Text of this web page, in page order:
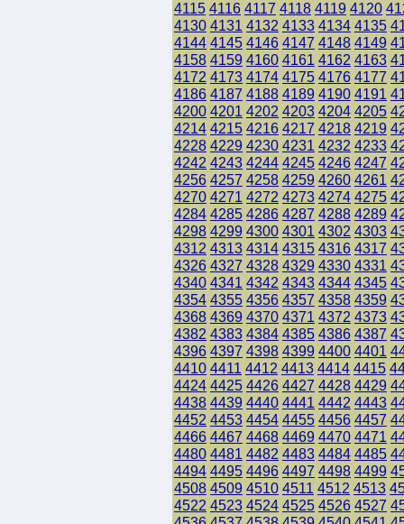
4115 4116 4117 4118 4119 4120
4130 4131 4132 4133 4134 4135
4144 4145 4146 4147 4148 4149
4158 4159 4160 4161 4162 4163
4172 4173 4174 4175 4176 4177
4186 4187 4188 4189 4190 4191
4200 4201 4202 4203 4204 4205
4214 4215 4216 4217 4218 4219
4228 4229 4230 4231 4232 4233
4242 4243 4244 4245 4246 4247
4256 4257 4258 4259 4260 4261
4270 4271 4272 4273 4274 4275
4284 4285 4286 4287 4288 4289
4298 4299 4300 4301 4302 4303
4312 4313 4314 4315 4316 4317
4326 4327 4328 4329 4330 4331
4340 4341 4342 4343 4344 4345
4354 4355 4356 4357 4358 4359
4368 4369 4370 4371 4372 4373
4382 4383 4384 4385 4386 4387
4396 4397 4398 4399 4400 4401
4410 4411 4412 4413 4414 4415
4424 4425 4426 4427 4428 4429
4438 4439 4440 4441 4442 4443
4452 4453 4454 4455 4456 4457
4466 4467 4468 4469 4470 4471
4480 4481 4482 4483 4484 4485
4494 4495 4496 4497 4498 4499
4508 4509 4510 4511 4512 4513
4522 4523 4524 4525 4526 4527